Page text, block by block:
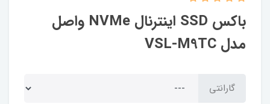
باکس SSD اینترنال NVMe واصل
مدل VSL-M9TC
گارانتی